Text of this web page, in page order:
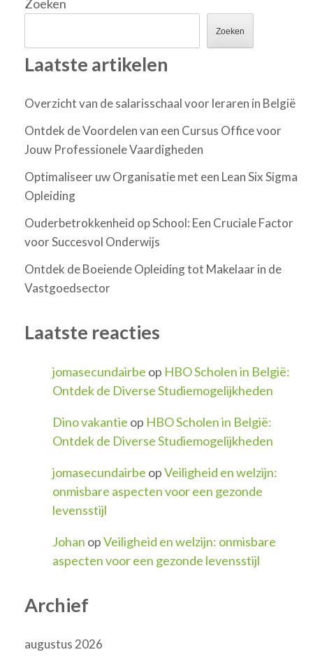
Zoeken
Zoeken
Laatste artikelen
Overzicht van de salarisschaal voor leraren in België
Ontdek de Voordelen van een Cursus Office voor
Jouw Professionele Vaardigheden
Optimaliseer uw Organisatie met een Lean Six Sigma
Opleiding
Ouderbetrokkenheid op School: Een Cruciale Factor
voor Succesvol Onderwijs
Ontdek de Boeiende Opleiding tot Makelaar in de
Vastgoedsector
Laatste reacties
jomasecundairbe op HBO Scholen in België:
Ontdek de Diverse Studiemogelijkheden
Dino vakantie op HBO Scholen in België:
Ontdek de Diverse Studiemogelijkheden
jomasecundairbe opVeiligheid en welzijn:
onmisbare aspecten voor een gezonde
levensstijl
Johan opVeiligheid en welzijn: onmisbare
aspecten voor een gezonde levensstijl
Archief
augustus 2026